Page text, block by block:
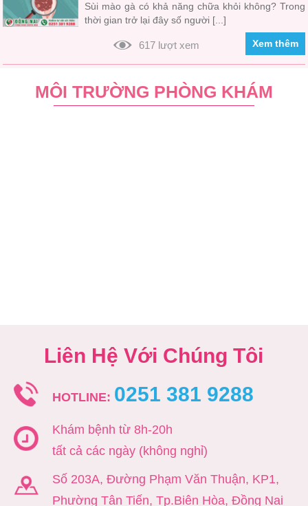
Sùi mào gà có khả năng chữa khỏi không? Trong
thời gian trở lại đây số người [...]
617 lượt xem Xem thêm
MÔI TRƯỜNG PHÒNG KHÁM
Liên Hệ Với Chúng Tôi
HOTLINE: 0251 381 9288
Khám bệnh từ 8h-20h
tất cả các ngày (không nghỉ)
Số 203A, Đường Phạm Văn Thuận, KP1,
Phường Tân Tiến, Tp.Biên Hòa, Đồng Nai